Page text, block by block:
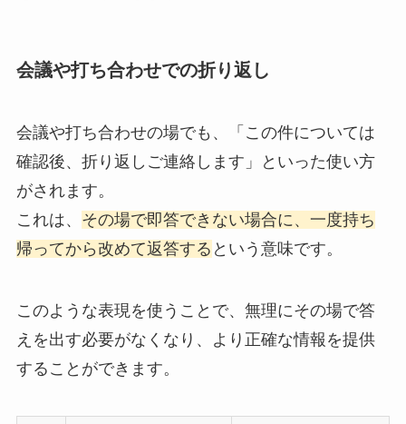
会議や打ち合わせでの折り返し
会議や打ち合わせの場でも、「この件については
確認後、折り返しご連絡します」といった使い方
がされます。
これは、 その場で即答できない場合に、一度持ち
帰ってから改めて返答する という意味です。
このような表現を使うことで、無理にその場で答
えを出す必要がなくなり、より正確な情報を提供
することができます。